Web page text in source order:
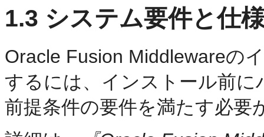
1.3 システム要件と仕
Oracle Fusion Middlewareの
するには、インストール前
前提条件の要件を満たす必要